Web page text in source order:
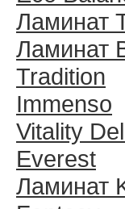
Ламинат
Ламинат
Tradition
Immenso
Vitality
Everest
Ламинат